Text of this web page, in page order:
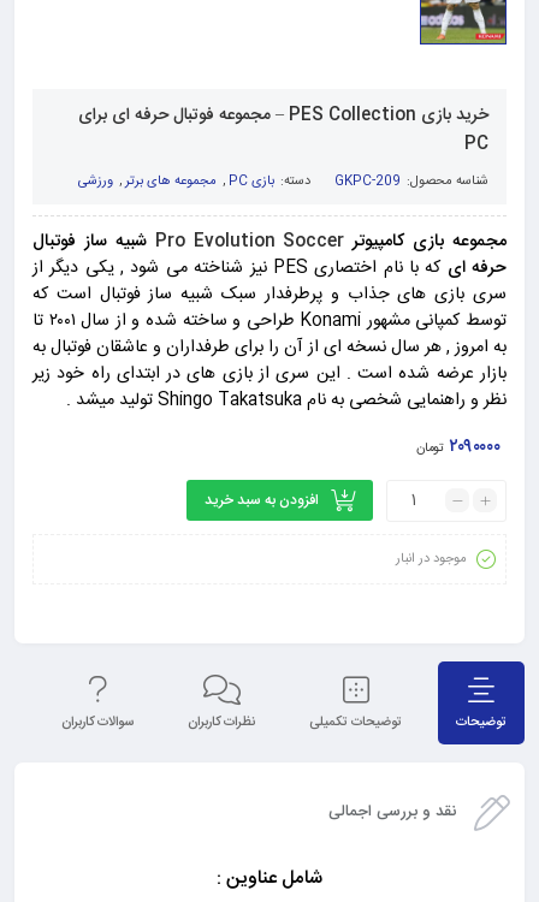
خرید بازی PES Collection – مجموعه فوتبال حرفه ای برای
PC
شناسه محصول: GKPC-209 دسته: بازی PC , مجموعه های برتر , ورزشی
مجموعه بازی کامپیوتر Pro Evolution Soccer شبیه ساز فوتبال
حرفه ای
که با نام اختصاری PES نیز شناخته می شود , یکی دیگر از
سری بازی های جذاب و پرطرفدار سبک شبیه ساز فوتبال است که
توسط کمپانی مشهور Konami طراحی و ساخته شده و از سال ۲۰۰۱ تا
به امروز , هر سال نسخه ای از آن را برای طرفداران و عاشقان فوتبال به
بازار عرضه شده است . این سری از بازی های در ابتدای راه خود زیر
نظر و راهنمایی شخصی به نام Shingo Takatsuka تولید میشد .
۲۰۹۰۰۰۰ تومان
افزودن به سبد خرید
موجود در انبار
توضیحات توضیحات تکمیلی نظرات کاربران سوالات کاربران
نقد و بررسی اجمالی
شامل عناوین :